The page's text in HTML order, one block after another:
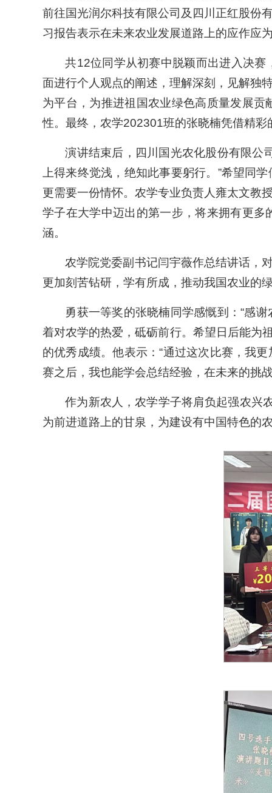
前往国光润尔科技有限公司及四川正红股份
习报告表示在未来农业发展道路上的应作应
共12位同学从初赛中脱颖而出进入决
面进行个人观点的阐述，理解深刻，见解独
为平台，为推进祖国农业绿色高质量发展
性。最终，农学202301班的张晓楠凭借精彩
演讲结束后，四川国光农化股份有限公
上得来终觉浅，绝知此事要躬行。”希望同
更需要一份情怀。农学专业负责人雍太文教
学子在大学中迈出的第一步，将来拥有更
涵。
农学院党委副书记闫宇薇作总结讲话，
更加刻苦钻研，学有所成，推动我国农业的
勇获一等奖的张晓楠同学感慨到：“感
着对农学的热爱，砥砺前行。希望日后能为
的优秀成绩。他表示：“通过这次比赛，我
赛之后，我也能学会总结经验，在未来的挑
作为新农人，农学学子将肩负起强农兴
为前进道路上的甘泉，为建设有中国特色的